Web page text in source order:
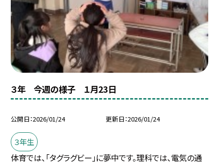
３年 今週の様子 １月23日
公開日 2026/01/24 更新日 2026/01/24
３年生
体育では、「タグラグビー」に夢中です。理科では、電気の通